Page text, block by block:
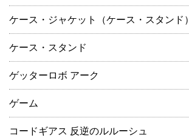
ケース・ジャケット（ケース・スタンド）
ケース・スタンド
ゲッターロボ アーク
ゲーム
コードギアス 反逆のルルーシュ